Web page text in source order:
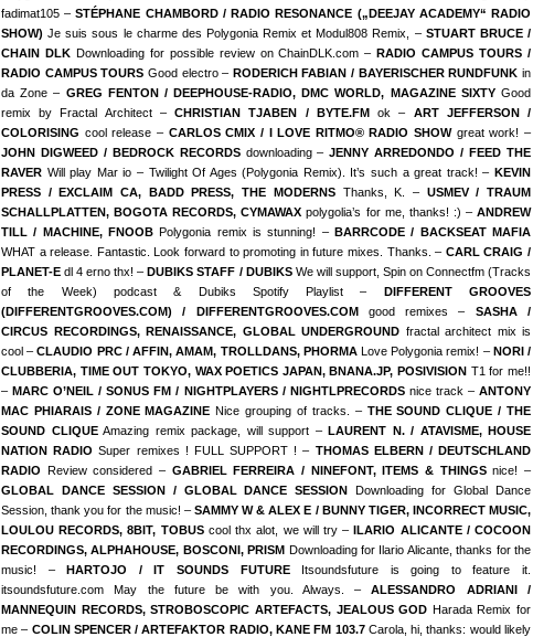
fadimat105 –STÉPHANE CHAMBORD / RADIO RESONANCE („DEEJAY ACADEMY“ RADIO
SHOW) Je suis sous le charme des Polygonia Remix et Modul808 Remix, – STUART BRUCE /
CHAIN DLKDownloading for possible review on ChainDLK.com –RADIO CAMPUS TOURS /
RADIO CAMPUS TOURS Good electro – RODERICH FABIAN / BAYERISCHER RUNDFUNK in
da Zone – GREG FENTON / DEEPHOUSE-RADIO, DMC WORLD, MAGAZINE SIXTYGood
remix by Fractal Architect –CHRISTIAN TJABEN / BYTE.FMok – ART JEFFERSON /
COLORISING cool release – CARLOS CMIX / I LOVE RITMO® RADIO SHOWgreat work! –
JOHN DIGWEED / BEDROCK RECORDSdownloading –JENNY ARREDONDO / FEED THE
RAVER Will play Mar io – Twilight Of Ages (Polygonia Remix). It’s such a great track! – KEVIN
PRESS / EXCLAIM CA, BADD PRESS, THE MODERNSThanks, K. – USMEV / TRAUM
SCHALLPLATTEN, BOGOTA RECORDS, CYMAWAX polygolia’s for me, thanks! :) –ANDREW
TILL / MACHINE, FNOOB Polygonia remix is stunning! – BARRCODE / BACKSEAT MAFIA
WHAT a release. Fantastic. Look forward to promoting in future mixes. Thanks. – CARL CRAIG /
PLANET-E dl 4 erno thx! –DUBIKS STAFF / DUBIKSWe will support, Spin on Connectfm (Tracks
of the Week) podcast & Dubiks Spotify Playlist – DIFFERENT GROOVES
(DIFFERENTGROOVES.COM) / DIFFERENTGROOVES.COMgood remixes – SASHA /
CIRCUS RECORDINGS, RENAISSANCE, GLOBAL UNDERGROUND fractal architect mix is
cool –CLAUDIO PRC / AFFIN, AMAM, TROLLDANS, PHORMALove Polygonia remix! – NORI /
CLUBBERIA, TIME OUT TOKYO, WAX POETICS JAPAN, BNANA.JP, POSIVISION T1 for me!!
–MARC O’NEIL / SONUS FM / NIGHTPLAYERS / NIGHTLPRECORDSnice track –ANTONY
MAC PHIARAIS / ZONE MAGAZINE Nice grouping of tracks. – THE SOUND CLIQUE / THE
SOUND CLIQUEAmazing remix package, will support – LAURENT N. / ATAVISME, HOUSE
NATION RADIO Super remixes ! FULL SUPPORT ! – THOMAS ELBERN / DEUTSCHLAND
RADIO Review considered – GABRIEL FERREIRA / NINEFONT, ITEMS & THINGSnice! –
GLOBAL DANCE SESSION / GLOBAL DANCE SESSION Downloading for Global Dance
Session, thank you for the music! – SAMMY W & ALEX E / BUNNY TIGER, INCORRECT MUSIC,
LOULOU RECORDS, 8BIT, TOBUScool thx alot, we will try –ILARIO ALICANTE / COCOON
RECORDINGS, ALPHAHOUSE, BOSCONI, PRISM Downloading for Ilario Alicante, thanks for the
music! –HARTOJO / IT SOUNDS FUTUREItsoundsfuture is going to feature it.
itsoundsfuture.com May the future be with you. Always. –ALESSANDRO ADRIANI /
MANNEQUIN RECORDS, STROBOSCOPIC ARTEFACTS, JEALOUS GOD Harada Remix for
me – COLIN SPENCER / ARTEFAKTOR RADIO, KANE FM 103.7Carola, hi, thanks: would likely